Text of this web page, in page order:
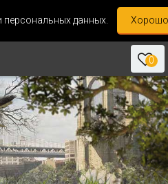
данных.
0